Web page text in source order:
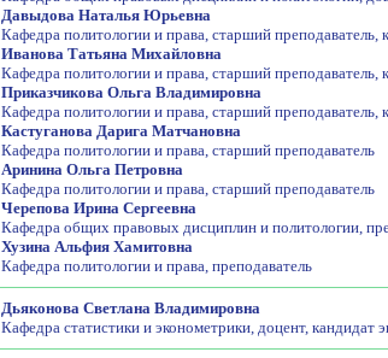
Давыдова Наталья Юрьевна
Кафедра политологии и права, старший преподаватель,
Иванова Татьяна Михайловна
Кафедра политологии и права, старший преподаватель,
Приказчикова Ольга Владимировна
Кафедра политологии и права, старший преподаватель,
Кастуганова Дарига Матчановна
Кафедра политологии и права, старший преподаватель
Аринина Ольга Петровна
Кафедра политологии и права, старший преподаватель
Черепова Ирина Сергеевна
Кафедра общих правовых дисциплин и политологии,
Хузина Альфия Хамитовна
Кафедра политологии и права, преподаватель
Дьяконова Светлана Владимировна
Кафедра статистики и эконометрики, доцент, кандидат